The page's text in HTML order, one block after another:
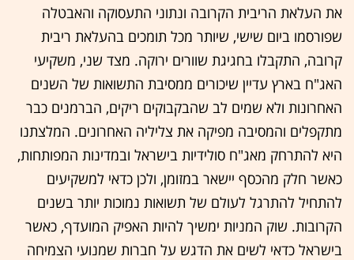
את העלאת הריבית הקרובה ונתוני התעסוקה והאבטלה
שפורסמו ביום שישי, שיותר מכל תומכים בהעלאת ריבית
קרובה, התקבלו בחגיגת שוורים ירוקה. מצד שני, משקיעי
האג"ח בארץ עדיין שיכורים ממסיבת התשואות של השנים
האחרונות ולא שמים לב שהבקבוקים ריקים, הברמנים כבר
מתקפלים והמסיבה מפיקה את צליליה האחרונים. המלצתנו
היא להתרחק מאג"ח סולידיות בישראל ובמדינות המפותחות,
כאשר חלק מהכסף יישאר במזומן, ולכן כדאי למשקיעים
להתחיל להתרגל לעולם של תשואות נמוכות יותר בשנים
הקרובות. שוק המניות ימשיך להיות האפיק המועדף, כאשר
בישראל כדאי לשים את הדגש על חברות שמנועי הצמיחה